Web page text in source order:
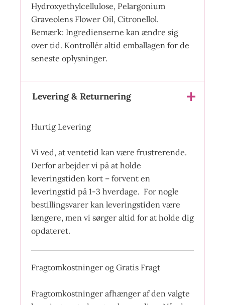
Hydroxyethylcellulose, Pelargonium
Graveolens Flower Oil, Citronellol.
Bemærk: Ingredienserne kan ændre sig
over tid. Kontrollér altid emballagen for de
seneste oplysninger.
Levering & Returnering
Hurtig Levering
Vi ved, at ventetid kan være frustrerende.
Derfor arbejder vi på at holde
leveringstiden kort – forvent en
leveringstid på 1-3 hverdage. For nogle
bestillingsvarer kan leveringstiden være
længere, men vi sørger altid for at holde dig
opdateret.
Fragtomkostninger og Gratis Fragt
Fragtomkostninger afhænger af den valgte